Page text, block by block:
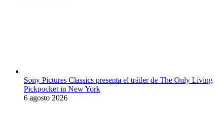
Sony Pictures Classics presenta el tráiler de The Only Living
Pickpocket in New York
6 agosto 2026